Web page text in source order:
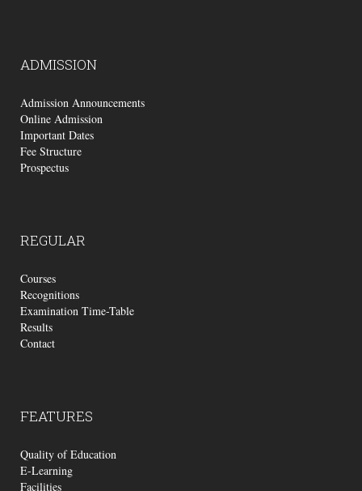
ADMISSION
Admission Announcements
Online Admission
Important Dates
Fee Structure
Prospectus
REGULAR
Courses
Recognitions
Examination Time-Table
Results
Contact
FEATURES
Quality of Education
E-Learning
Facilities